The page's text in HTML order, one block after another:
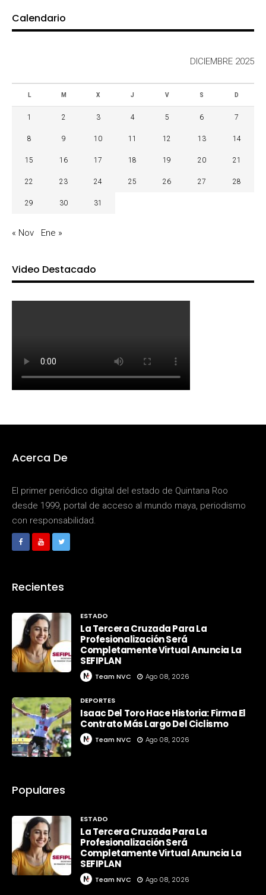
Calendario
DICIEMBRE 2025
L M X J V S D
1 2 3 4 5 6 7
8 9 10 11 12 13 14
15 16 17 18 19 20 21
22 23 24 25 26 27 28
29 30 31
« Nov Ene »
Video Destacado
Acerca De
El primer periódico digital del estado de Quintana Roo
desde 1999, portal de acceso al mundo maya, periodismo
con responsabilidad.
Recientes
ESTADO
La Tercera Cruzada Para La
Profesionalización Será
Completamente Virtual Anuncia La
SEFIPLAN
Team NVC Ago 08, 2026
DEPORTES
Isaac Del Toro Hace Historia: Firma El
Contrato Más Largo Del Ciclismo
Team NVC Ago 08, 2026
Populares
ESTADO
La Tercera Cruzada Para La
Profesionalización Será
Completamente Virtual Anuncia La
SEFIPLAN
Team NVC Ago 08, 2026